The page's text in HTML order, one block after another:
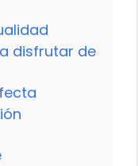
disfrutar de